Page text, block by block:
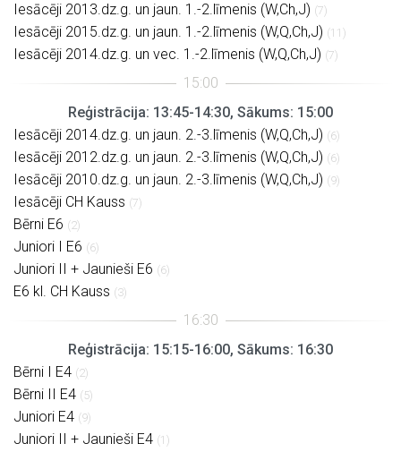
Iesācēji 2013.dz.g. un jaun. 1.-2.līmenis (W,Ch,J) (7)
Iesācēji 2015.dz.g. un jaun. 1.-2.līmenis (W,Q,Ch,J) (11)
Iesācēji 2014.dz.g. un vec. 1.-2.līmenis (W,Q,Ch,J) (7)
Reģistrācija: 13:45-14:30, Sākums: 15:00
Iesācēji 2014.dz.g. un jaun. 2.-3.līmenis (W,Q,Ch,J) (6)
Iesācēji 2012.dz.g. un jaun. 2.-3.līmenis (W,Q,Ch,J) (6)
Iesācēji 2010.dz.g. un jaun. 2.-3.līmenis (W,Q,Ch,J) (9)
Iesācēji CH Kauss (7)
Bērni E6 (2)
Juniori I E6 (6)
Juniori II + Jaunieši E6 (6)
E6 kl. CH Kauss (3)
Reģistrācija: 15:15-16:00, Sākums: 16:30
Bērni I E4 (2)
Bērni II E4 (5)
Juniori E4 (9)
Juniori II + Jaunieši E4 (1)